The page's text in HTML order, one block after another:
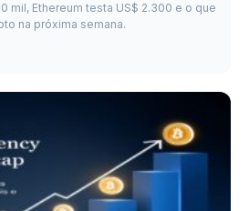
mil, Ethereum testa US$ 2.300 e o que
na próxima semana.